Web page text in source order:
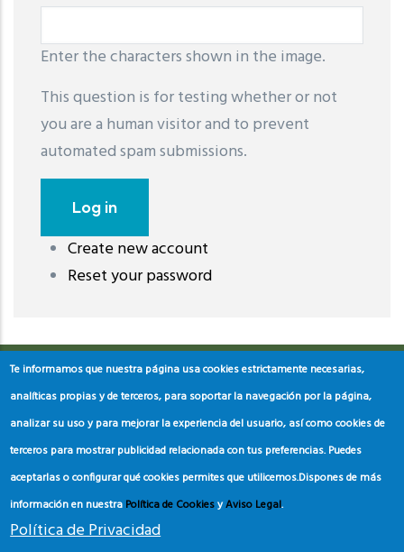
Enter the characters shown in the image.
This question is for testing whether or not
you are a human visitor and to prevent
automated spam submissions.
Create new account
Reset your password
레딧 다운로드coloring pages printable
download
Te informamos que nuestra página usa cookies estrictamente necesarias,
analíticas propias y de terceros, para soportar la navegación por la página,
analizar su uso y para mejorar la experiencia del usuario, así como cookies de
terceros para mostrar publicidad relacionada con tus preferencias. Puedes
aceptarlas o configurar qué cookies permites que utilicemos.Dispones de más
información en nuestra Política de CookiesyAviso Legal.
Política de Privacidad